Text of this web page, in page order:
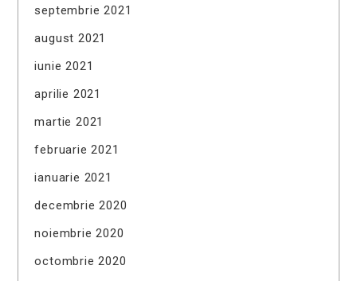
septembrie 2021
august 2021
iunie 2021
aprilie 2021
martie 2021
februarie 2021
ianuarie 2021
decembrie 2020
noiembrie 2020
octombrie 2020